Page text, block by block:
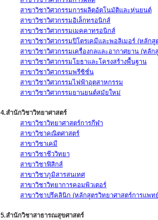
สาขาวิชาวิศวกรรมการผลิตอัตโนมัติและหุ่นยนต์
สาขาวิชาวิศวกรรมอิเล็กทรอนิกส์
สาขาวิชาวิศวกรรมเมคคาทรอนิกส์
สาขาวิชาวิศวกรรมปิโตรเคมีและพอลิเมอร์ (หลัก
สาขาวิชาวิศวกรรมเครื่องกลและอากาศยาน (หลัก
สาขาวิชาวิศวกรรมโยธาและโครงสร้างพื้นฐาน
สาขาวิชาวิศวกรรมพรีซิชั่น
สาขาวิชาวิศวกรรมไฟฟ้าอุตสาหกรรม
สาขาวิชาวิศวกรรมยานยนต์สมัยใหม่
4.สำนักวิชาวิทยาศาสตร์
สาขาวิชาวิทยาศาสตร์การกีฬา
สาขาวิชาคณิตศาสตร์
สาขาวิชาเคมี
สาขาวิชาชีววิทยา
สาขาวิชาฟิสิกส์
สาขาวิชาภูมิสารสนเทศ
สาขาวิชาวิทยาการคอมพิวเตอร์
สาขาวิชาปรีคลินิก (หลักสูตรวิทยาศาสตร์การแพท
5.สำนักวิชาสาธารณสุขศาสตร์